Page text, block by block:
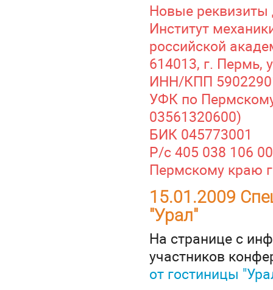
Новые
Институт
российской
614013, г. Пермь,
ИНН/КПП
УФК по
03561320600)
БИК 045773001
Р/с 405 038 106
Пермскому краю
15.01.2009
"Урал"
На странице с
участников
от гостиницы